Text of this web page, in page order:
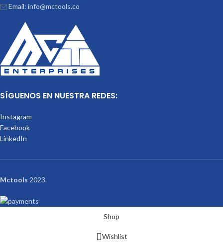
Email: info@mctools.co
SÍGUENOS EN NUESTRA REDES:
Instagram
Facebook
LinkedIn
Mctools 2023.
Shop
Wishlist